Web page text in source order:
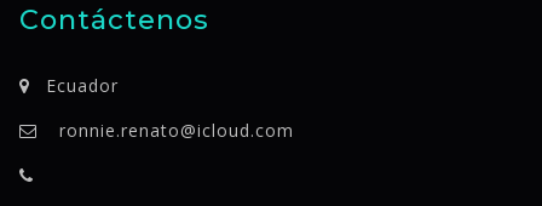
Contáctenos
Ecuador
ronnie.renato@icloud.com